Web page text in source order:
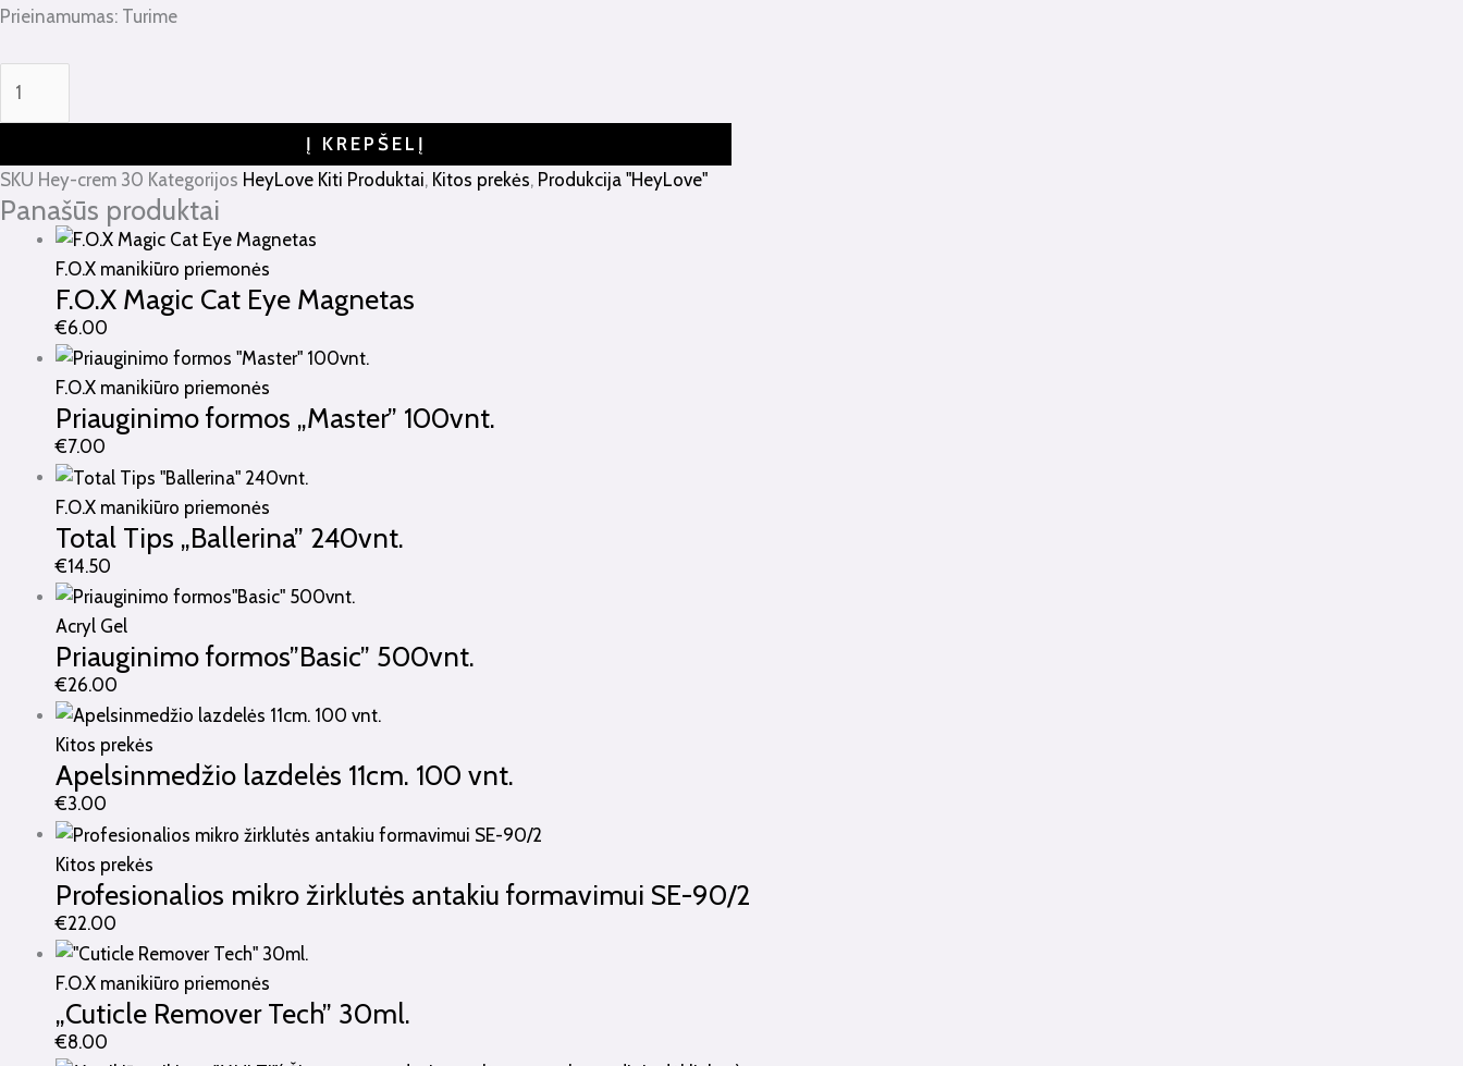
Prieinamumas: Turime
Į KREPŠELĮ
SKU Hey-crem 30 Kategorijos HeyLove Kiti Produktai, Kitos prekės, Produkcija "HeyLove"
Panašūs produktai
F.O.X manikiūro priemonės
F.O.X Magic Cat Eye Magnetas
€6.00
F.O.X manikiūro priemonės
Priauginimo formos „Master” 100vnt.
€7.00
F.O.X manikiūro priemonės
Total Tips „Ballerina” 240vnt.
€14.50
Acryl Gel
Priauginimo formos”Basic” 500vnt.
€26.00
Kitos prekės
Apelsinmedžio lazdelės 11cm. 100 vnt.
€3.00
Kitos prekės
Profesionalios mikro žirklutės antakiu formavimui SE-90/2
€22.00
F.O.X manikiūro priemonės
„Cuticle Remover Tech” 30ml.
€8.00